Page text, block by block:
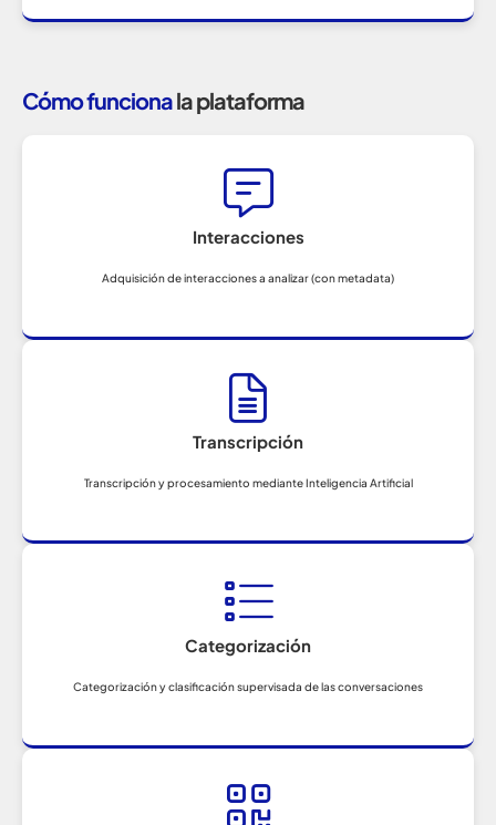
Cómo funcionala plataforma
Interacciones
Adquisición de interacciones a analizar (con metadata)
Transcripción
Transcripción y procesamiento mediante Inteligencia Artificial
Categorización
Categorización y clasificación supervisada de las conversaciones